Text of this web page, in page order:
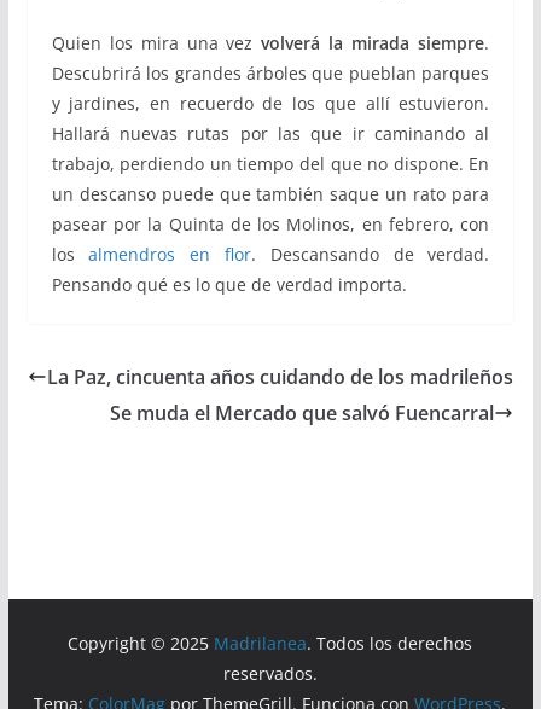
Quien los mira una vezvolverá la mirada siempre.
Descubrirá los grandes árboles que pueblan parques
y jardines, en recuerdo de los que allí estuvieron.
Hallará nuevas rutas por las que ir caminando al
trabajo, perdiendo un tiempo del que no dispone. En
un descanso puede que también saque un rato para
pasear por la Quinta de los Molinos, en febrero, con
losalmendros en flor. Descansando de verdad.
Pensando qué es lo que de verdad importa.
La Paz, cincuenta años cuidando de los madrileños
Se muda el Mercado que salvó Fuencarral
Copyright © 2025 Madrilanea. Todos los derechos
reservados.
Tema: ColorMag por ThemeGrill. Funciona conWordPress.